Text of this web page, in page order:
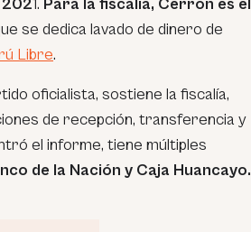
2021. Para la fiscalía, Cerrón es el
se dedica lavado de dinero de
Libre.
oficialista, sostiene la fiscalía,
de recepción, transferencia y
el informe, tiene múltiples
de la Nación y Caja Huancayo.